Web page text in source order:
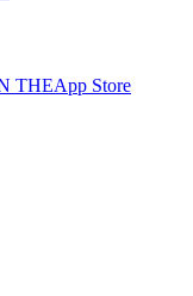
THEApp Store